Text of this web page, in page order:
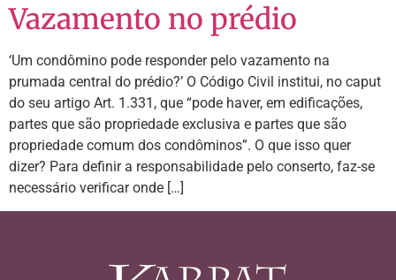
Vazamento no prédio
‘Um condômino pode responder pelo vazamento na
prumada central do prédio?’ O Código Civil institui, no caput
do seu artigo Art. 1.331, que “pode haver, em edificações,
partes que são propriedade exclusiva e partes que são
propriedade comum dos condôminos”. O que isso quer
dizer? Para definir a responsabilidade pelo conserto, faz-se
necessário verificar onde […]